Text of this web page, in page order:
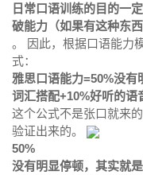
日常口语训练的目的一
破能力（如果有这种东西
。 因此，根据口语能力
式：
雅思口语能力=50%没有
词汇搭配+10%好听的语
这个公式不是张口就来
验证出来的。
50%
没有明显停顿，其实就